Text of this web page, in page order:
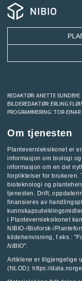
REDAKTØR: ANETTE SUNDBYE
BILDEREDAKTØR: ERLING
PROGRAMMERING: TOR-EINAR
Om tjenesten
Plantevernleksikonet er
informasjon om biologi
informasjon om en del
forpliktelser for brukeren.
bioteknologi og
tjenesten. Drift,
finansieres av
i Plantevernleksikonet
NIBIO-/Bioforsk-/
kildehenvisning, f.eks.: "
NIBIO".
Artiklene er tilgjengelige
(NLOD): https://